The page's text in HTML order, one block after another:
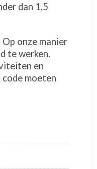
dan 1,5
onze manier
te werken.
en
moeten